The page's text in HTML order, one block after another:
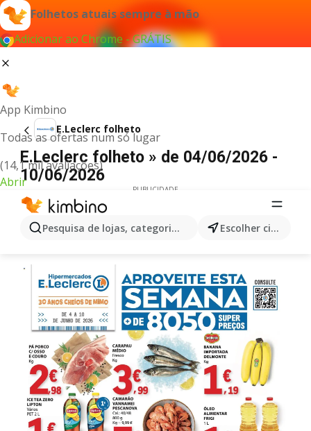
Folhetos atuais sempre à mão
Adicionar ao Chrome - GRÁTIS
App Kimbino
Todas as ofertas num só lugar
(14,1 mil avaliações)
Abrir
Pesquisa de lojas, categorias,produtos... Escolher cidade
E.Leclerc folheto
E.Leclerc folheto » de 04/06/2026 -
10/06/2026
PUBLICIDADE